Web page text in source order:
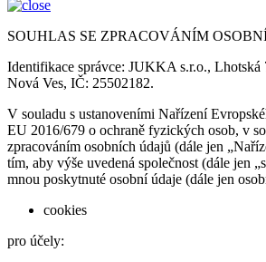
SOUHLAS SE ZPRACOVÁNÍM
Identifikace správce: JUKKA s.r.o., Lhotská
Nová Ves, IČ: 25502182.
V souladu s ustanoveními Nařízení
EU 2016/679 o ochraně fyzických osob, v
zpracováním osobních údajů (dále jen
tím, aby výše uvedená společnost (dále jen
mnou poskytnuté osobní údaje (dále jen
cookies
pro účely: